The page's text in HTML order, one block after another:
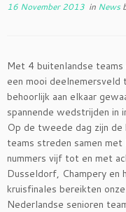
16 November 2013 in News
Met 4 buitenlandse
een mooi
behoorlijk aan elkaar
spannende wedstrijden in
Op de tweede dag zijn
teams streden samen
nummers vijf tot en met
Dusseldorf, Champery en
kruisfinales bereikten
Nederlandse senioren